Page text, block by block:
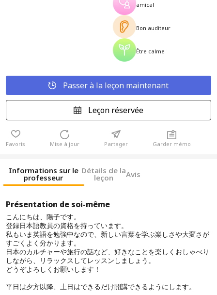
amical
Bon auditeur
Être calme
Passer à la leçon maintenant
Leçon réservée
Favoris Mise à jour Partager Garder mémo
Informations sur le
professeur
Détails de la
leçon Avis
Présentation de soi-même
こんにちは、陽子です。
登録日本語教員の資格を持っています。
私もいま英語を勉強中なので、新しい言葉を学ぶ楽しさや大変さが
すごくよく分かります。
日本のカルチャーや旅行の話など、好きなことを楽しくおしゃべり
しながら、リラックスしてレッスンしましょう。
どうぞよろしくお願いします！
平日は夕方以降、土日はできるだけ開講できるようにします。